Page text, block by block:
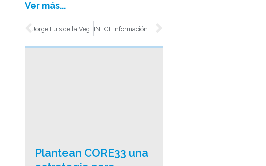
Ver más...
Ant
Plantean CORE33 una